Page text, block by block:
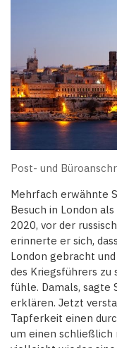
Post- und
Mehrfach erwähnte
Besuch in London
2020, vor der
erinnerte er sich,
London gebracht
des Kriegsführers zu
fühle. Damals, sagte
erklären. Jetzt
Tapferkeit einen
um einen schließlich